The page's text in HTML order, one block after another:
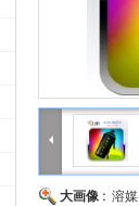
大画像 : 溶